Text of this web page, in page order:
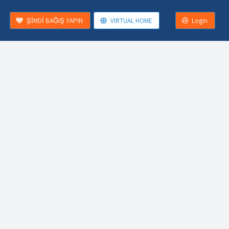
ŞİMDİ BAĞIŞ YAPIN VIRTUAL HOME Login